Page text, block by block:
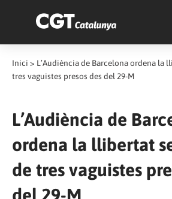
Inici > L’Audiència de Barcelona ordena la
tres vaguistes presos des del 29-M
L’Audiència de
ordena la llibertat
de tres vaguistes
del 29-M